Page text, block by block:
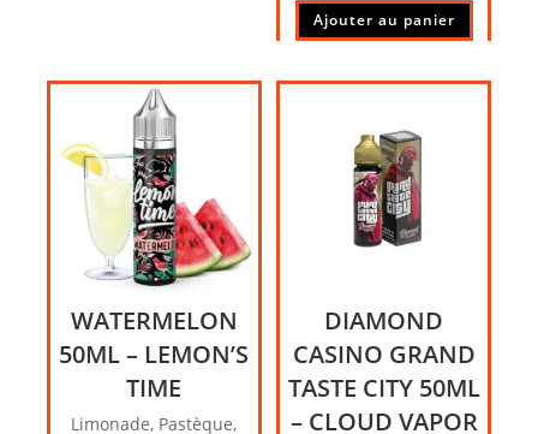
Ajouter au panier
WATERMELON
50ML – LEMON’S
TIME
Limonade, Pastèque,
DIAMOND
CASINO GRAND
TASTE CITY 50ML
– CLOUD VAPOR